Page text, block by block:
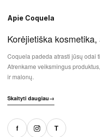
Apie Coquela
Korėjietiška
Coquela padeda atrasti jūsų odai
Atrenkame veiksmingus
ir malonų.
Skaityti daugiau→
f T